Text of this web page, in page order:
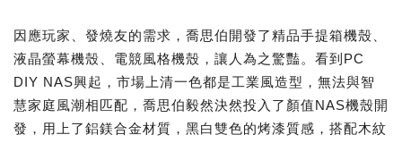
因應玩家、發燒友的需求，喬思伯開發了精品手提箱機殼、
液晶螢幕機殼、電競風格機殼，讓人為之驚豔。看到PC
DIY NAS興起，市場上清一色都是工業風造型，無法與智
慧家庭風潮相匹配，喬思伯毅然決然投入了顏值NAS機殼開
發，用上了鋁鎂合金材質，黑白雙色的烤漆質感，搭配木紋